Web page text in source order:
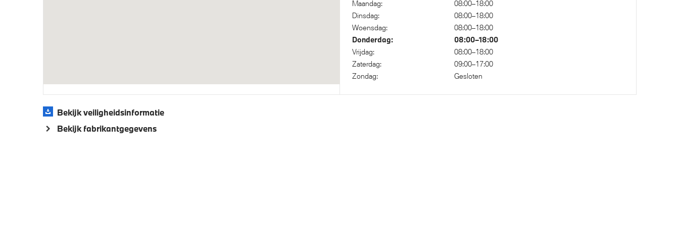
voorstoelen
Maandag:
08:00–18:00
Dinsdag:
08:00–18:00
Woensdag:
08:00–18:00
Donderdag: 08:00–18:00
Vrijdag:
08:00–18:00
Zaterdag:
09:00–17:00
Zondag:
Gesloten
Bekijk veiligheidsinformatie
Bekijk fabrikantgegevens